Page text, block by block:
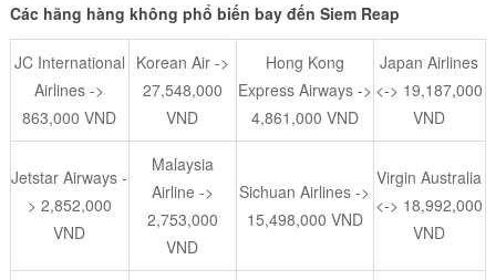
Các hãng hàng không phổ biến bay đến Siem Reap
JC International
Airlines ->
863,000 VND
Korean Air ->
27,548,000
VND
Hong Kong
Express Airways ->
4,861,000 VND
Japan Airlines
<-> 19,187,000
VND
Jetstar Airways -
> 2,852,000
VND
Malaysia
Airline ->
2,753,000
VND
Sichuan Airlines ->
15,498,000 VND
Virgin Australia
<-> 18,992,000
VND